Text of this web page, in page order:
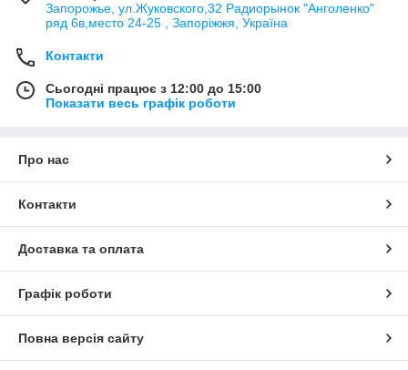
Запорожье, ул.Жуковского,32 Радиорынок "Анголенко"
ряд 6в,место 24-25 , Запоріжжя, Україна
Контакти
Сьогодні працює з 12:00 до 15:00
Показати весь графік роботи
Про нас
Контакти
Доставка та оплата
Графік роботи
Повна версія сайту